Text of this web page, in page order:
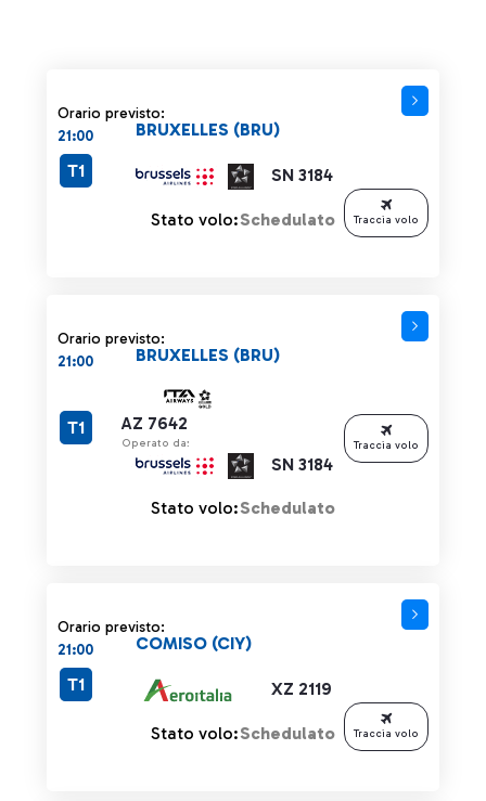
Orario previsto:
21:00
SN 3184
BRUXELLES (BRU)
T1
Stato volo:Schedulato Traccia volo
Orario previsto:
21:00
AZ 7642
Operato da:
SN 3184
BRUXELLES (BRU)
T1
Stato volo:Schedulato
Traccia volo
Orario previsto:
21:00
XZ 2119
COMISO (CIY)
T1
Stato volo:Schedulato Traccia volo